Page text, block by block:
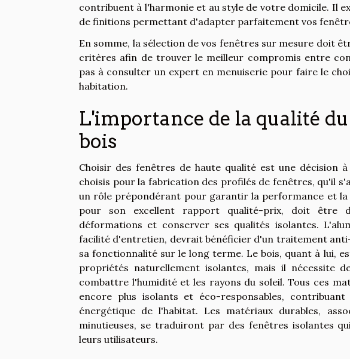
contribuent à l'harmonie et au style de votre domicile. Il
de finitions permettant d'adapter parfaitement vos
En somme, la sélection de vos fenêtres sur mesure doit
critères afin de trouver le meilleur compromis entre
pas à consulter un expert en menuiserie pour faire le
habitation.
L'importance de la qualité du
bois
Choisir des fenêtres de haute qualité est une décision
choisis pour la fabrication des profilés de fenêtres, qu'il
un rôle prépondérant pour garantir la performance et la
pour son excellent rapport qualité-prix, doit être
déformations et conserver ses qualités isolantes.
facilité d'entretien, devrait bénéficier d'un traitement
sa fonctionnalité sur le long terme. Le bois, quant à lui,
propriétés naturellement isolantes, mais il nécessite
combattre l'humidité et les rayons du soleil. Tous ces
encore plus isolants et éco-responsables,
énergétique de l'habitat. Les matériaux durables,
minutieuses, se traduiront par des fenêtres isolantes
leurs utilisateurs.